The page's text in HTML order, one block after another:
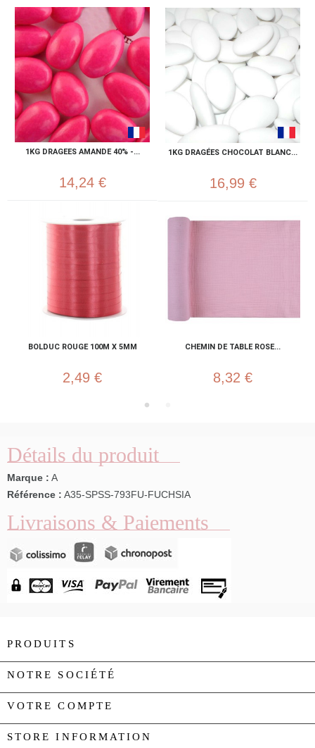
1KG DRAGEES AMANDE 40% -...
14,24 €
1KG DRAGÉES CHOCOLAT BLANC...
16,99 €
BOLDUC ROUGE 100M X 5MM
2,49 €
CHEMIN DE TABLE ROSE...
8,32 €
Détails du produit
Marque : A
Référence : A35-SPSS-793FU-FUCHSIA
Livraisons & Paiements
PRODUITS
NOTRE SOCIÉTÉ
VOTRE COMPTE
STORE INFORMATION